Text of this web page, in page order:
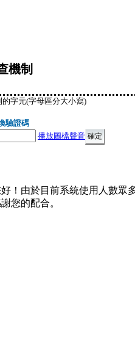
機制
字元(字母區分大小寫)
驗證碼
播放圖檔聲音
！由於目前系統使用人數眾
您的配合。